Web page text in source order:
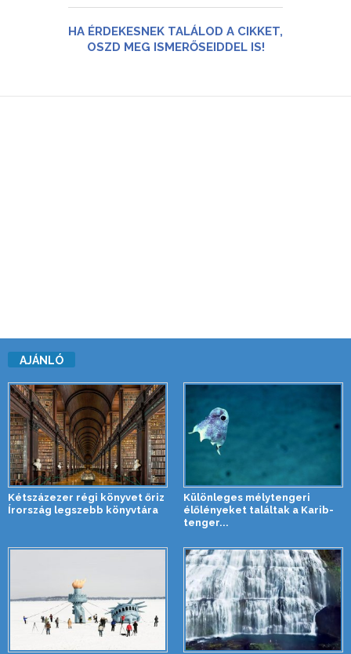
HA ÉRDEKESNEK TALÁLOD A CIKKET,
OSZD MEG ISMERŐSEIDDEL IS!
AJÁNLÓ
Kétszázezer régi könyvet őriz
Írország legszebb könyvtára
Különleges mélytengeri
élőlényeket találtak a Karib-
tenger...